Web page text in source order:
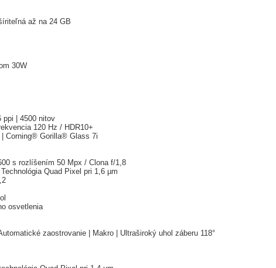
až na 24 GB
30W
ppi | 4500 nitov
120 Hz / HDR10+
Corning® Gorilla® Glass 7i
s rozlíšením 50 Mpx / Clona f/1,8
Quad Pixel pri 1,6 µm
osvetlenia
zaostrovanie | Makro | Ultraširoký uhol záberu 118°